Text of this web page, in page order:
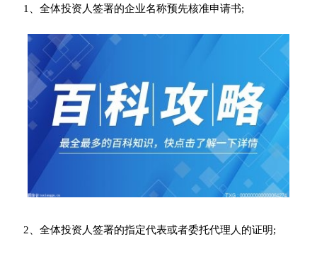
1、全体投资人签署的企业名称预先核准申请书;
2、全体投资人签署的指定代表或者委托代理人的证明;